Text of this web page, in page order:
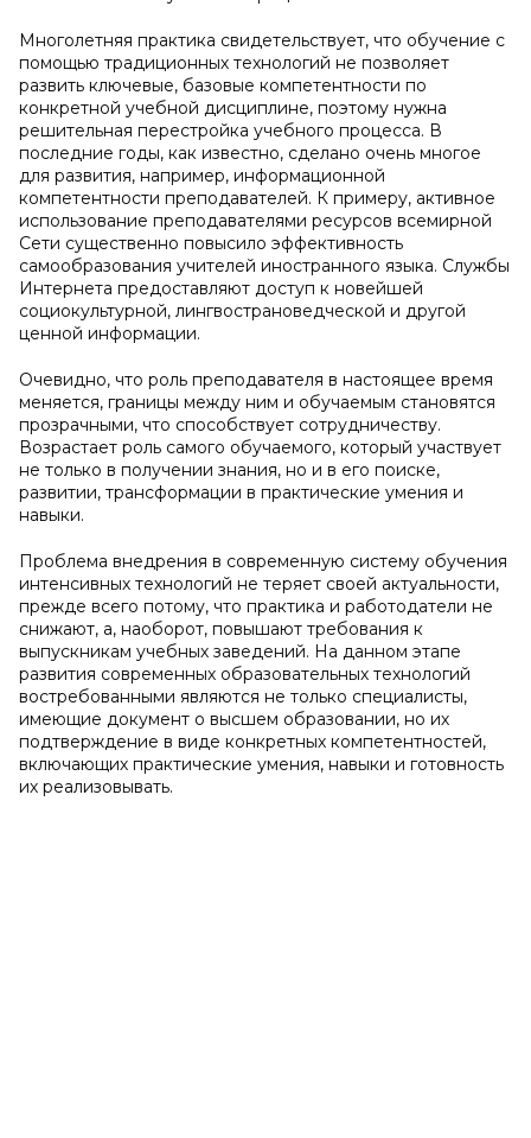
Многолетняя практика свидетельствует, что обучение с
помощью традиционных технологий не позволяет
развить ключевые, базовые компетентности по
конкретной учебной дисциплине, поэтому нужна
решительная перестройка учебного процесса. В
последние годы, как известно, сделано очень многое
для развития, например, информационной
компетентности преподавателей. К примеру, активное
использование преподавателями ресурсов всемирной
Сети существенно повысило эффективность
самообразования учителей иностранного языка. Службы
Интернета предоставляют доступ к новейшей
социокультурной, лингвострановедческой и другой
ценной информации.
Очевидно, что роль преподавателя в настоящее время
меняется, границы между ним и обучаемым становятся
прозрачными, что способствует сотрудничеству.
Возрастает роль самого обучаемого, который участвует
не только в получении знания, но и в его поиске,
развитии, трансформации в практические умения и
навыки.
Проблема внедрения в современную систему обучения
интенсивных технологий не теряет своей актуальности,
прежде всего потому, что практика и работодатели не
снижают, а, наоборот, повышают требования к
выпускникам учебных заведений. На данном этапе
развития современных образовательных технологий
востребованными являются не только специалисты,
имеющие документ о высшем образовании, но их
подтверждение в виде конкретных компетентностей,
включающих практические умения, навыки и готовность
их реализовывать.